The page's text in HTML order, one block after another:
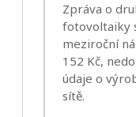
Zpráva o
fotovoltaiky
meziroční
152 Kč,
údaje o
sítě.